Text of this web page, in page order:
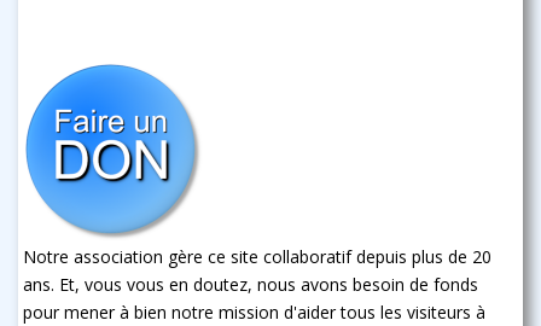
Notre association gère ce site collaboratif depuis plus de 20
ans. Et, vous vous en doutez, nous avons besoin de fonds
pour mener à bien notre mission d'aider tous les visiteurs à